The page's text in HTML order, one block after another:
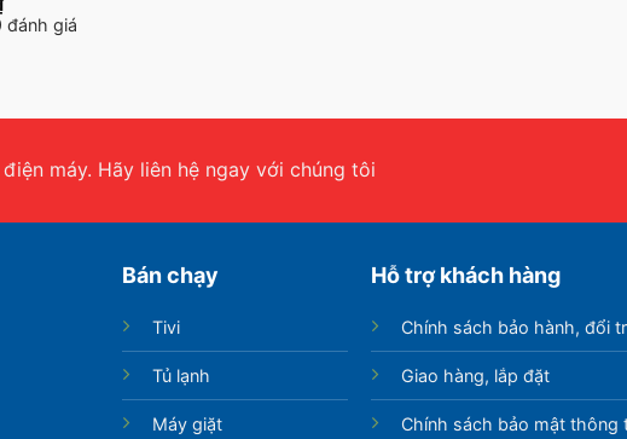
đánh giá
máy. Hãy liên hệ ngay với chúng tôi
Bán chạy
Tivi
Tủ lạnh
Máy giặt
Hỗ trợ khách hàng
Chính sách bảo hành, đổi
Giao hàng, lắp đặt
Chính sách bảo mật thông